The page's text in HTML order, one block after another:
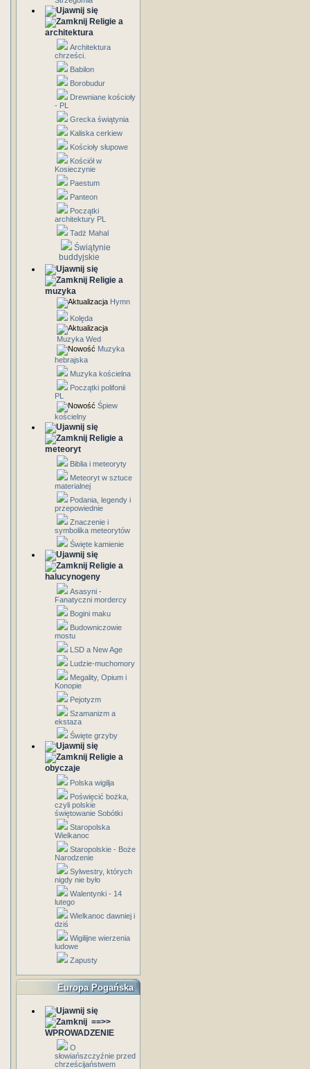
Religie a
architektura
Architektura
chrześci.
Babilon
Borobudur
Drewniane kościoły
- PL
Grecka świątynia
Kaliska cerkiew
Kościoły słupowe
Kościół w
Kosieczynie
Paestum
Panteon
Początki
architektury PL
Tadż Mahal
Świątynie
buddyjskie
Religie a
muzyka
Hymn
Kolęda
Muzyka Wed
Muzyka
hebrajska
Muzyka kościelna
Początki polifonii
PL
Śpiew
kościelny
Religie a
meteoryt
Biblia i meteoryty
Meteoryt w sztuce
materialnej
Podania, legendy i
przepowiednie
Znaczenie i
symbolika meteorytów
Święte kamienie
Religie a
halucynogeny
Asasyni -
Fanatyczni mordercy
Bogini maku
Budowniczowie
mostu
LSD a New Age
Ludzie-muchomory
Megality, Opium i
Konopie
Pejotyzm
Szamanizm a
ekstaza
Święte grzyby
Religie a
obyczaje
Polska wigilja
Poświęcić bożka,
czyli polskie
świętowanie Sobótki
Staropolska
Wielkanoc
Staropolskie - Boże
Narodzenie
Sylwestry, których
nigdy nie było
Walentynki - 14
lutego
Wielkanoc dawniej i
dziś
Wigilijne wierzenia
ludowe
Zapusty
Europa Pogańska
==>>
WPROWADZENIE
O
słowiańszczyźnie przed
chrześcijaństwem